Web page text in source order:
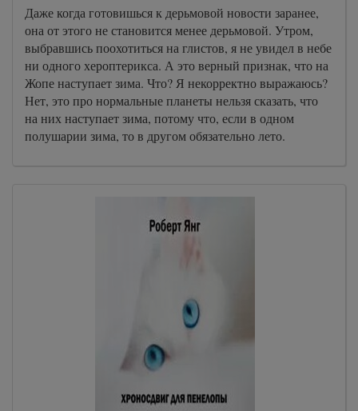
Даже когда готовишься к дерьмовой новости заранее,
она от этого не становится менее дерьмовой. Утром,
выбравшись поохотиться на глистов, я не увидел в небе
ни одного хероптерикса. А это верный признак, что на
Жопе наступает зима. Что? Я некорректно выражаюсь?
Нет, это про нормальные планеты нельзя сказать, что
на них наступает зима, потому что, если в одном
полушарии зима, то в другом обязательно лето.